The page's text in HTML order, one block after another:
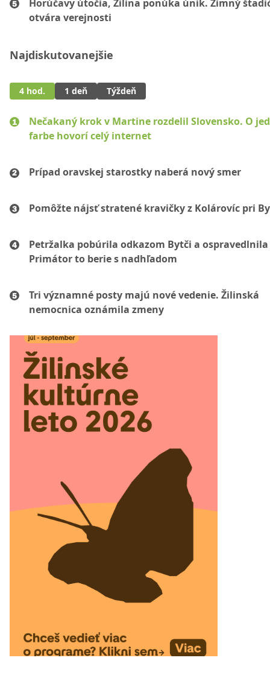
Horúčavy útočia, Žilina ponúka únik. Zimný
otvára verejnosti
Najdiskutovanejšie
4 hod. 1 deň Týždeň
Nečakaný krok v Martine rozdelil Slovensko. O
farbe hovorí celý internet
Prípad oravskej starostky naberá nový smer
Pomôžte nájsť stratené kravičky z Kolárovíc pri
Petržalka pobúrila odkazom Bytči a ospravedlnila
Primátor to berie s nadhľadom
Tri významné posty majú nové vedenie. Žilinská
nemocnica oznámila zmeny